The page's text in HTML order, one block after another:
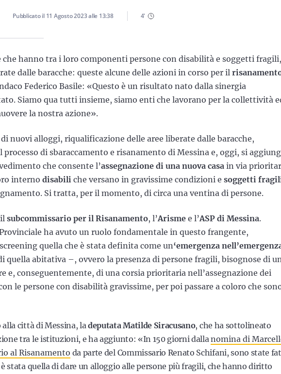
Pubblicato il 11 Agosto 2023alle 13:38 4'
hanno tra i loro componenti persone con disabilità e soggetti fragili,
dalle baracche: queste alcune delle azioni in corso per il
Federico Basile: «Questo è un risultato nato dalla sinergia
Siamo qua tutti insieme, siamo enti che lavorano per la collettività
la nostra azione».
nuovi alloggi, riqualificazione delle aree liberate dalle baracche,
processo di sbaraccamento e risanamento di Messina e, oggi, si
che consente l’assegnazione di una nuova casa in via
interno disabili che versano in gravissime condizioni e soggetti
Si tratta, per il momento, di circa una ventina di persone.
subcommissario per il Risanamento, l’Arisme e l’ASP di Messina.
ha avuto un ruolo fondamentale in questo frangente,
quella che è stata definita come un‘emergenza
quella abitativa –, ovvero la presenza di persone fragili, bisognose di
e, conseguentemente, di una corsia prioritaria nell’assegnazione dei
le persone con disabilità gravissime, per poi passare a coloro che
città di Messina, ladeputata Matilde Siracusano, che ha sottolineato
tra le istituzioni, e ha aggiunto: «In 150 giorni dallanomina di
al Risanamento da parte del Commissario Renato Schifani, sono state
stata quella di dare un alloggio alle persone più fragili, che hanno diritto